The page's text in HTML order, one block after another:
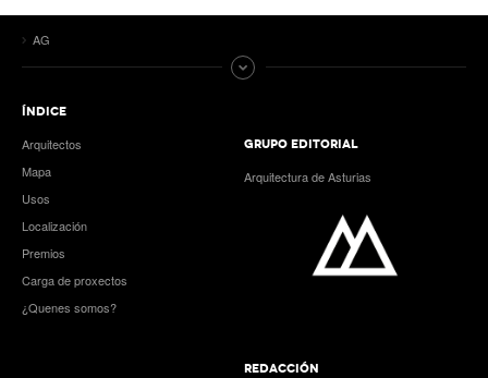
AG
ÍNDICE
Arquitectos
Mapa
Usos
Localización
Premios
Carga de proxectos
¿Quenes somos?
GRUPO EDITORIAL
Arquitectura de Asturias
REDACCIÓN